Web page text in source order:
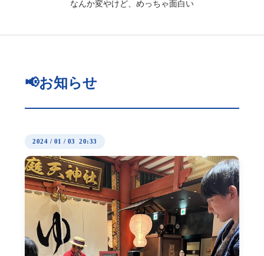
なんか変やけど、めっちゃ面白い
📢お知らせ
2024 / 01 / 03 20:33